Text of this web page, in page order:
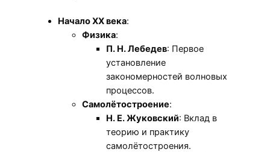
Начало XX века:
Физика:
П. Н. Лебедев: Первое
установление
закономерностей волновых
процессов.
Самолётостроение:
Н. Е. Жуковский: Вклад в
теорию и практику
самолётостроения.